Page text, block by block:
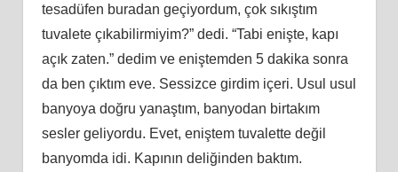
tesadüfen buradan geçiyordum, çok sıkıştım
tuvalete çıkabilirmiyim?” dedi. “Tabi enişte, kapı
açık zaten.” dedim ve eniştemden 5 dakika sonra
da ben çıktım eve. Sessizce girdim içeri. Usul usul
banyoya doğru yanaştım, banyodan birtakım
sesler geliyordu. Evet, eniştem tuvalette değil
banyomda idi. Kapının deliğinden baktım.